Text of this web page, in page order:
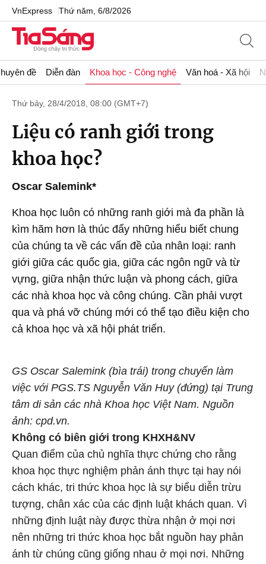
VnExpress Thứ năm, 6/8/2026
đề Diễn đàn Khoa học - Công nghệ Văn hoá - Xã hội
Thứ bảy, 28/4/2018, 08:00 (GMT+7)
Liệu có ranh giới trong
khoa học?
Oscar Salemink*
Khoa học luôn có những ranh giới mà đa phần là
kìm hãm hơn là thúc đẩy những hiểu biết chung
của chúng ta về các vấn đề của nhân loại: ranh
giới giữa các quốc gia, giữa các ngôn ngữ và từ
vựng, giữa nhận thức luận và phong cách, giữa
các nhà khoa học và công chúng. Cần phải vượt
qua và phá vỡ chúng mới có thể tạo điều kiện cho
cả khoa học và xã hội phát triển.
GS Oscar Salemink (bìa trái) trong chuyến làm
việc với PGS.TS Nguyễn Văn Huy (đứng) tại Trung
tâm di sản các nhà Khoa học Việt Nam. Nguồn
ảnh: cpd.vn.
Không có biên giới trong KHXH&NV
Quan điểm của chủ nghĩa thực chứng cho rằng
khoa học thực nghiệm phản ánh thực tại hay nói
cách khác, tri thức khoa học là sự biểu diễn trừu
tượng, chân xác của các định luật khách quan. Vì
những định luật này được thừa nhận ở mọi nơi
nên những tri thức khoa học bắt nguồn hay phản
ánh từ chúng cũng giống nhau ở mọi nơi. Những